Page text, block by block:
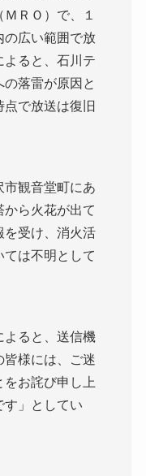
ＲＯ）で、１
の広い範囲で放
よると、石川テ
落雷が原因と
で放送は復旧
市観音堂町にあ
から火花が出て
を受け、消火活
は不明として
よると、送信機
皆様には、ご迷
お詫び申し上
す」としてい